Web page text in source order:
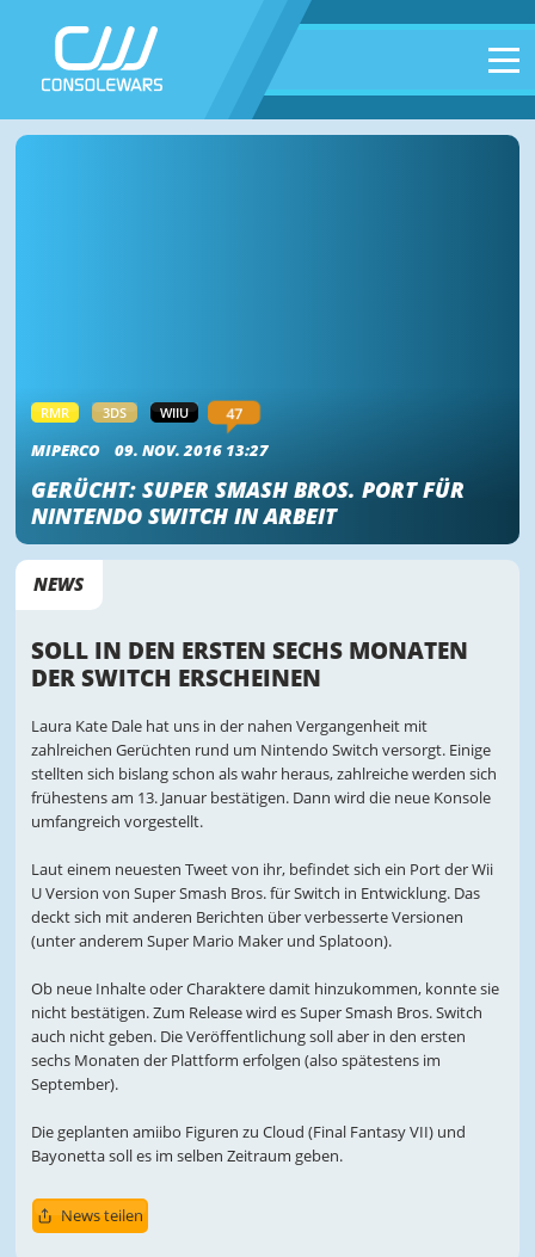
RMR 3DS WIIU
47
MIPERCO
09. NOV. 2016 13:27
GERÜCHT: SUPER SMASH BROS. PORT FÜR
NINTENDO SWITCH IN ARBEIT
NEWS
SOLL IN DEN ERSTEN SECHS MONATEN
DER SWITCH ERSCHEINEN
Laura Kate Dale hat uns in der nahen Vergangenheit mit
zahlreichen Gerüchten rund um Nintendo Switch versorgt. Einige
stellten sich bislang schon als wahr heraus, zahlreiche werden sich
frühestens am 13. Januar bestätigen. Dann wird die neue Konsole
umfangreich vorgestellt.
Laut einem neuesten Tweet von ihr, befindet sich ein Port der Wii
U Version von Super Smash Bros. für Switch in Entwicklung. Das
deckt sich mit anderen Berichten über verbesserte Versionen
(unter anderem Super Mario Maker und Splatoon).
Ob neue Inhalte oder Charaktere damit hinzukommen, konnte sie
nicht bestätigen. Zum Release wird es Super Smash Bros. Switch
auch nicht geben. Die Veröffentlichung soll aber in den ersten
sechs Monaten der Plattform erfolgen (also spätestens im
September).
Die geplanten amiibo Figuren zu Cloud (Final Fantasy VII) und
Bayonetta soll es im selben Zeitraum geben.
News teilen